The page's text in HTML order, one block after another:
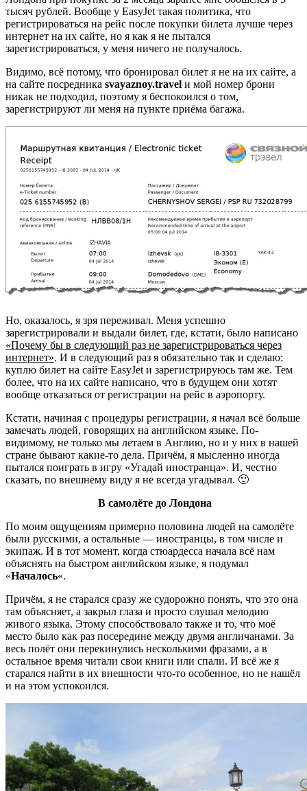
тысяч рублей. Вообще у EasyJet такая политика, что
регистрироваться на рейс после покупки билета лучше через
интернет на их сайте, но я как я не пытался
зарегистрироваться, у меня ничего не получалось.
Видимо, всё потому, что бронировал билет я не на их сайте, а
на сайте посредника svayaznoy.travel и мой номер брони
никак не подходил, поэтому я беспокоился о том,
зарегистрируют ли меня на пункте приёма багажа.
Но, оказалось, я зря переживал. Меня успешно
зарегистрировали и выдали билет, где, кстати, было написано
«Почему бы в следующий раз не зарегистрироваться через
интернет». И в следующий раз я обязательно так и сделаю:
куплю билет на сайте EasyJet и зарегистрируюсь там же. Тем
более, что на их сайте написано, что в будущем они хотят
вообще отказаться от регистрации на рейс в аэропорту.
Кстати, начиная с процедуры регистрации, я начал всё больше
замечать людей, говорящих на английском языке. По-
видимому, не только мы летаем в Англию, но и у них в нашей
стране бывают какие-то дела. Причём, я мысленно иногда
пытался поиграть в игру «Угадай иностранца». И, честно
сказать, по внешнему виду я не всегда угадывал. 🙂
В самолёте до Лондона
По моим ощущениям примерно половина людей на самолёте
были русскими, а остальные — иностранцы, в том числе и
экипаж. И в тот момент, когда стюардесса начала всё нам
объяснять на быстром английском языке, я подумал
«Началось«.
Причём, я не старался сразу же судорожно понять, что это она
там объясняет, а закрыл глаза и просто слушал мелодию
живого языка. Этому способствовало также и то, что моё
место было как раз посередине между двумя англичанами. За
весь полёт они перекинулись несколькими фразами, а в
остальное время читали свои книги или спали. И всё же я
старался найти в их внешности что-то особенное, но не нашёл
и на этом успокоился.